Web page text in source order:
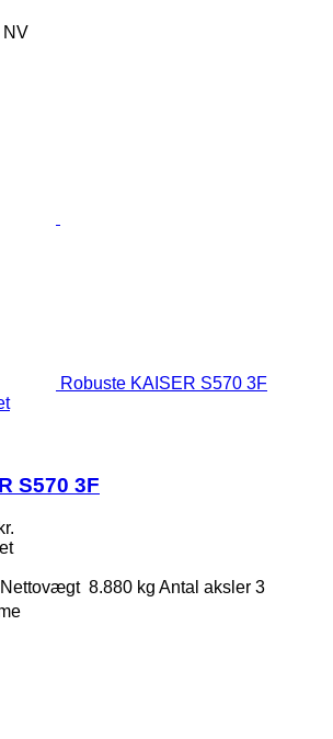
NV
Robuste KAISER S570 3F
S570 3F
Nettovægt 8.880 kg Antal aksler 3